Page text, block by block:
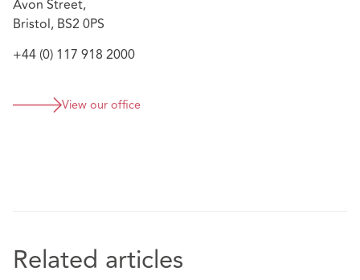
Avon Street,
Bristol, BS2 0PS
+44 (0) 117 918 2000
View our office
Related articles